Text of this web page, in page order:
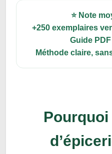
⭐ Note
+250 exemplaires
Guide
Méthode claire,